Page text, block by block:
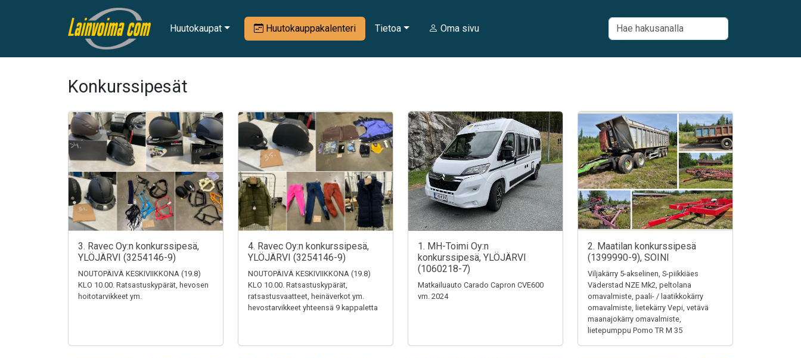
Huutokaupat Huutokauppakalenteri Tietoa Oma sivu
Konkurssipesät
3. Ravec Oy:n konkurssipesä,
YLÖJÄRVI (3254146-9)
NOUTOPÄIVÄ KESKIVIIKKONA (19.8)
KLO 10.00. Ratsastuskypärät, hevosen
hoitotarvikkeet ym.
4. Ravec Oy:n konkurssipesä,
YLÖJÄRVI (3254146-9)
NOUTOPÄIVÄ KESKIVIIKKONA (19.8)
KLO 10.00. Ratsastuskypärät,
ratsastusvaatteet, heinäverkot ym.
hevostarvikkeet yhteensä 9 kappaletta
1. MH-Toimi Oy:n
konkurssipesä, YLÖJÄRVI
(1060218-7)
Matkailuauto Carado Capron CVE600
vm. 2024
2. Maatilan konkurssipesä
(1399990-9), SOINI
Viljakärry 5-akselinen, S-piikkiäes
Väderstad NZE Mk2, peltolana
omavalmiste, paali- / laatikkokärry
omavalmiste, lietekärry Vepi, vetävä
maanajokärry omavalmiste,
lietepumppu Pomo TR M 35